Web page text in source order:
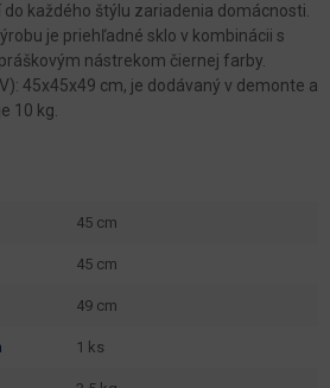
do každého štýlu zariadenia domácnosti.
je priehľadné sklo v kombinácii s
nástrekom čiernej farby.
45x45x49 cm, je dodávaný v demonte a
10 kg.
45 cm
45 cm
49 cm
1 ks